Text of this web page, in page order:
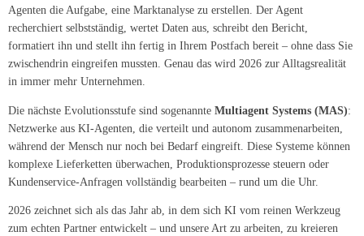
Agenten die Aufgabe, eine Marktanalyse zu erstellen. Der Agent
recherchiert selbstständig, wertet Daten aus, schreibt den Bericht,
formatiert ihn und stellt ihn fertig in Ihrem Postfach bereit – ohne dass Sie
zwischendrin eingreifen mussten. Genau das wird 2026 zur Alltagsrealität
in immer mehr Unternehmen.
Die nächste Evolutionsstufe sind sogenannte Multiagent Systems (MAS):
Netzwerke aus KI-Agenten, die verteilt und autonom zusammenarbeiten,
während der Mensch nur noch bei Bedarf eingreift. Diese Systeme können
komplexe Lieferketten überwachen, Produktionsprozesse steuern oder
Kundenservice-Anfragen vollständig bearbeiten – rund um die Uhr.
2026 zeichnet sich als das Jahr ab, in dem sich KI vom reinen Werkzeug
zum echten Partner entwickelt – und unsere Art zu arbeiten, zu kreieren